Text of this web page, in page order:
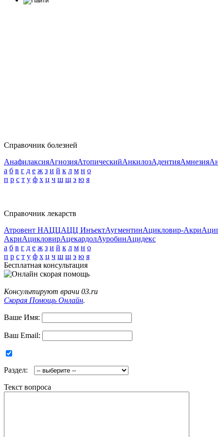
Справочник болезней
АнафилаксияАгнозияАтопическийАнкилозАдентияАмнезия
а б в г д е ж з и й к л м н о
п р с т у ф х ц ч ш щ э ю я
Справочник лекарств
Атровент НАЦЦАЦЦ ИнъектАугментинАцикловир-Акри
АкриАцикловирАцекардолАуробинАцидекс
а б в г д е ж з и й к л м н о
п р с т у ф х ц ч ш щ э ю я
Бесплатная консультация
Консультируют врачи 03.ru
Скорая Помощь Онлайн.
Ваше Имя:
Ваш Email:
Раздел:
Текст вопроса